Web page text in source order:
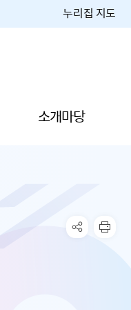
누리집 지도
소개마당